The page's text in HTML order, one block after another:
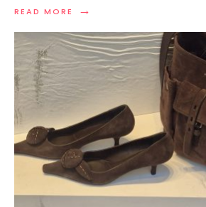
READ MORE →
READ
FOUR
SEASONS
HOTEL
RIPRENDE
SUNDAY
BRUNCH
CON
IL
“LEAD
WITH
CARE”